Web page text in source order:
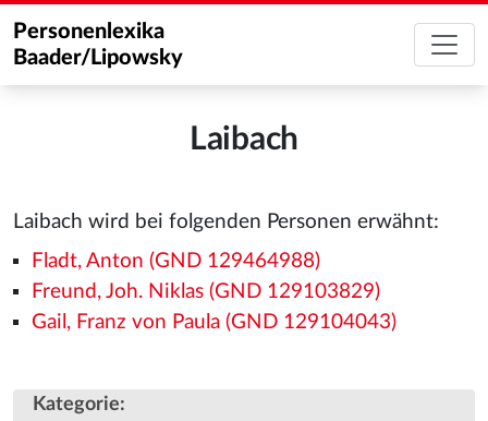
Personenlexika
Baader/Lipowsky
Laibach
Laibach wird bei folgenden Personen erwähnt:
Fladt, Anton (GND 129464988)
Freund, Joh. Niklas (GND 129103829)
Gail, Franz von Paula (GND 129104043)
Kategorie: